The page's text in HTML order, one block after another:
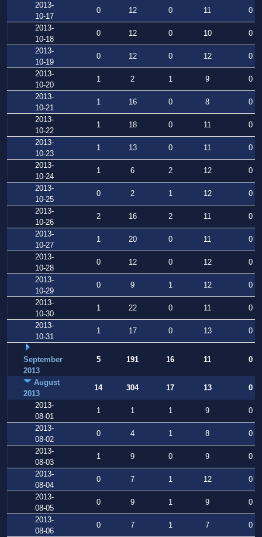
2013-
10-17
0 12 0 11
0
2013-
10-18
0 12 0 10
0
2013-
10-19
0 12 0 12
0
2013-
10-20
1 2 1 9
0
2013-
10-21
1 16 0 8
0
2013-
10-22
1 18 0 11
0
2013-
10-23
1 13 0 11
0
2013-
10-24
1 6 2 12
0
2013-
10-25
0 2 1 12
0
2013-
10-26
2 16 2 11
0
2013-
10-27
1 20 0 11
0
2013-
10-28
0 12 0 12
0
2013-
10-29
0 9 1 12
0
2013-
10-30
1 22 0 11
0
2013-
10-31
1 17 0 13 0
September
2013
5 191 16 11 0
August
2013
14 304 17 13
0
2013-
08-01
1 1 1 9
0
2013-
08-02
0 4 1 8
0
2013-
08-03
1 9 0 9
0
2013-
08-04
0 7 1 12
0
2013-
08-05
0 9 1 9
0
2013-
08-06
0 7 1 7 0